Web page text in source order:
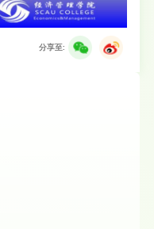
分享至: